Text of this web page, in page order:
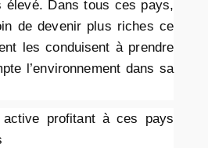
élevé. Dans tous ces pays,
de devenir plus riches ce
les conduisent à prendre
l’environnement dans sa
active profitant à ces pays